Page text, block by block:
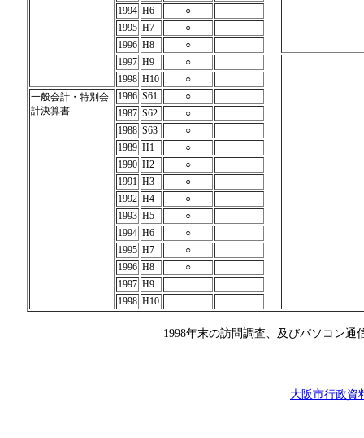
1994 H6
○
1995 H7
○
1996 H8
○
1997 H9
○
1998 H10
○
一般会計・特別会
計決算書
1986 S61
○
1987 S62
○
1988 S63
○
1989 H1
○
1990 H2
○
1991 H3
○
1992 H4
○
1993 H5
○
1994 H6
○
1995 H7
○
1996 H8
○
1997 H9
1998 H10
1998年末の訪問調査、及びパソコン通
大阪市行政資